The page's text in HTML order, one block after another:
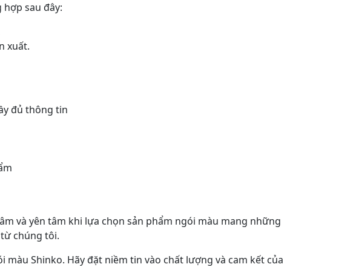
sau đây:
xuất.
đủ thông tin
và yên tâm khi lựa chọn sản phẩm ngói màu mang những
chúng tôi.
Shinko. Hãy đặt niềm tin vào chất lượng và cam kết của